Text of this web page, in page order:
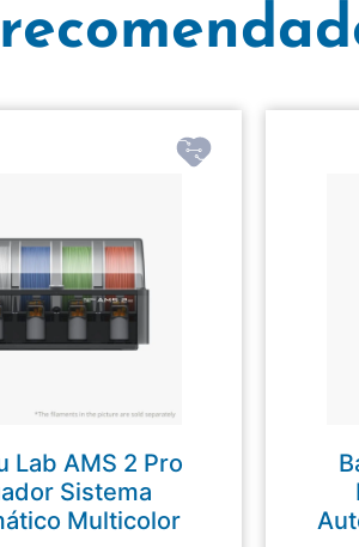
Lab AMS 2 Pro
Sistema
Multicolor